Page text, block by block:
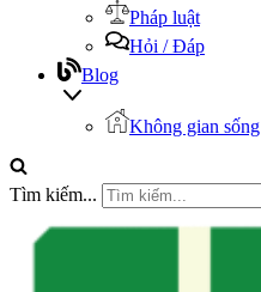
Pháp luật
Hỏi / Đáp
Blog
Không gian sống
Tìm kiếm...